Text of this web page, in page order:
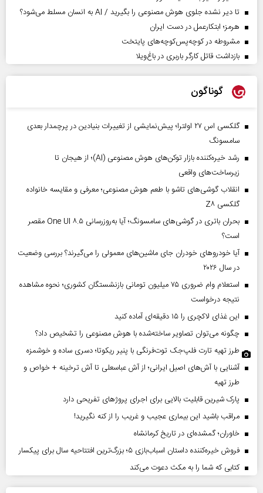
تا دیر نشده جلوی هوش مصنوعی را بگیرید / AI به انسان مسلط می‌شود؟
هرمز؛ ابتکارعمل در دست ایران
مشروطه در کوچه‌پس‌کوچه‌های پایتخت
بازداشت قاتل کارگر باربری در باغ‌ویلا
گوناگون
گلکسی اس ۲۷ اولترا؛ پیش‌نمایشی از تغییرات بنیادین در پرچمدار بعدی
سامسونگ
رشد خیره‌کننده بازار توکن‌های هوش مصنوعی (AI)؛ از هیجان تا
زیرساخت‌های واقعی
انقلاب گوشی‌های تاشو‌ با طعم هوش مصنوعی؛ معرفی و مقایسه خانواده
گلکسی Z۸
بحران باتری در گوشی‌های سامسونگ؛ آیا به‌روزرسانی One UI ۸.۵ مقصر
است؟
آیا خودروهای خودران جای ماشین‌های معمولی را می‌گیرند؟ بررسی وضعیت
در سال ۲۰۲۶
استعلام وام ضروری ۷۵ میلیون تومانی بازنشستگان کشوری؛ نحوه مشاهده
نتیجه درخواست
این غذای لاکچری را ۱۵ دقیقه‌ای آماده کنید
چگونه می‌توان تصاویر ساخته‌شده با هوش مصنوعی را تشخیص داد؟
طرز تهیه تارت فلپ‌جک توت‌فرنگی با پنیر ریکوتا؛ دسری ساده و خوشمزه
آشنایی با آش‌های اصیل ایرانی؛ از آش عباسعلی تا آش ترخینه + خواص و
طرز تهیه
پارک شیرین قابلیت‌ بالایی برای اجرای پروژهای تفریحی دارد
مراقب باشید این بیماری عجیب و غریب را از کنه نگیرید!
خاوران؛ گمشده‌ای در تاریخ کرمانشاه
فروش خیره‌کننده داستان اسباب‌بازی ۵؛ بزرگ‌ترین افتتاحیه سال برای پیکسار
کتابی که شما را به مکث دعوت می‌کند